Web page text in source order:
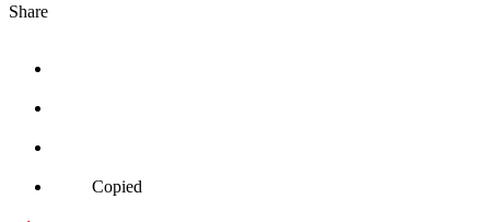
Share
Copied